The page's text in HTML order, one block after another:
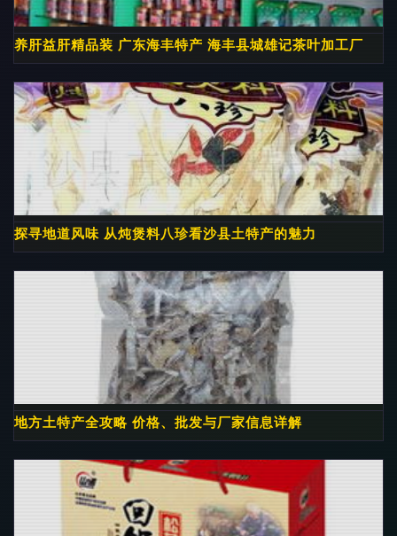
养肝益肝精品装 广东海丰特产 海丰县城雄记茶叶加工厂
探寻地道风味 从炖煲料八珍看沙县土特产的魅力
地方土特产全攻略 价格、批发与厂家信息详解